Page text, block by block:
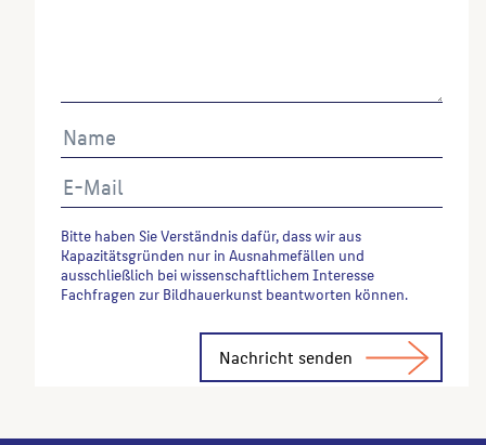
Bitte haben Sie Verständnis dafür, dass wir aus
Kapazitätsgründen nur in Ausnahmefällen und
ausschließlich bei wissenschaftlichem Interesse
Fachfragen zur Bildhauerkunst beantworten können.